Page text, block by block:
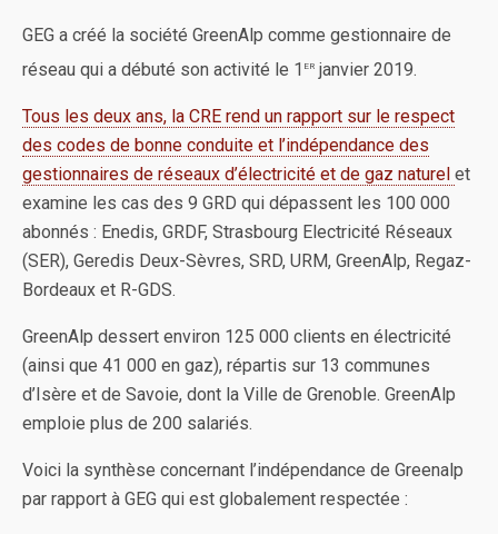
GEG a créé la société GreenAlp comme gestionnaire de
réseau qui a débuté son activité le 1 er janvier 2019.
Tous les deux ans, la CRE rend un rapport sur le respect
des codes de bonne conduite et l’indépendance des
gestionnaires de réseaux d’électricité et de gaz naturel et
examine les cas des 9 GRD qui dépassent les 100 000
abonnés : Enedis, GRDF, Strasbourg Electricité Réseaux
(SER), Geredis Deux-Sèvres, SRD, URM, GreenAlp, Regaz-
Bordeaux et R-GDS.
GreenAlp dessert environ 125 000 clients en électricité
(ainsi que 41 000 en gaz), répartis sur 13 communes
d’Isère et de Savoie, dont la Ville de Grenoble. GreenAlp
emploie plus de 200 salariés.
Voici la synthèse concernant l’indépendance de Greenalp
par rapport à GEG qui est globalement respectée :